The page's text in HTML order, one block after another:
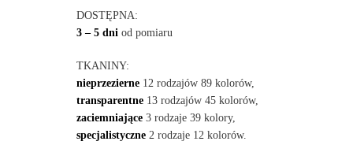
DOSTĘPNA:
3 – 5 dni od pomiaru
TKANINY:
nieprzezierne12 rodzajów 89 kolorów,
transparentne13 rodzajów 45 kolorów,
zaciemniające3 rodzaje 39 kolory,
specjalistyczne2 rodzaje 12 kolorów.